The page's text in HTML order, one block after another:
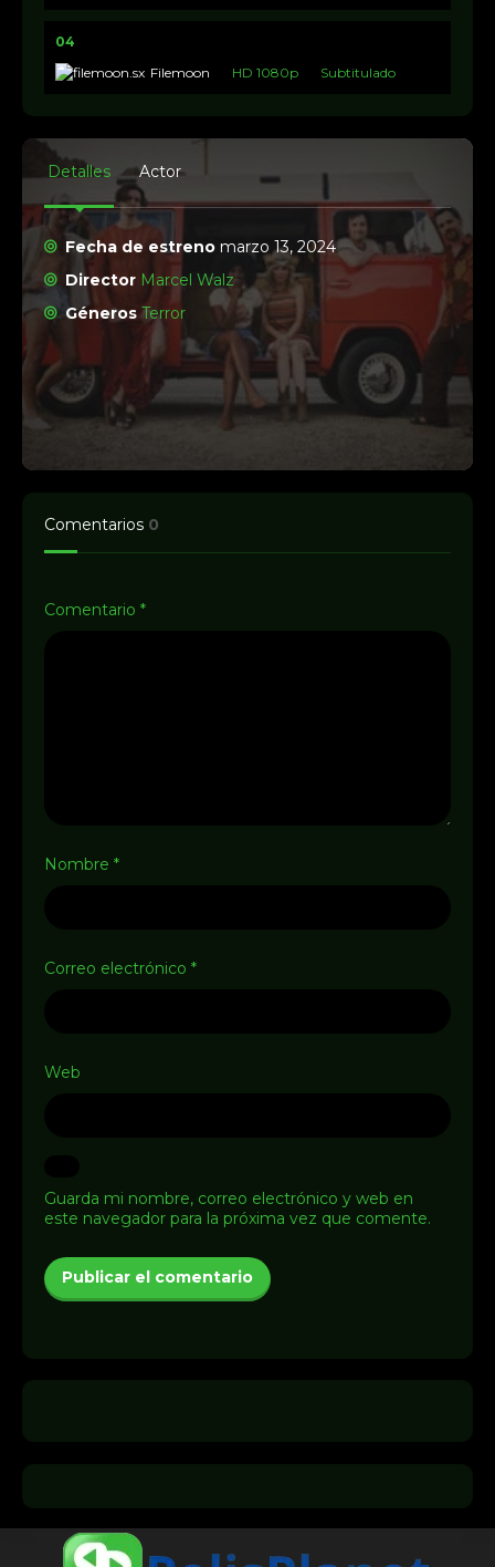
04
Filemoon
HD 1080p Subtitulado
Detalles Actor
Fecha de estreno marzo 13, 2024
Director Marcel Walz
Géneros Terror
Comentarios 0
Comentario *
Nombre *
Correo electrónico *
Web
Guarda mi nombre, correo electrónico y web en
este navegador para la próxima vez que comente.